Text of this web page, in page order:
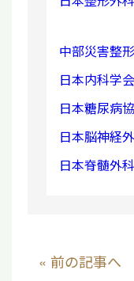
中部災害整
日本内科学会
日本糖尿病
日本脳神経
日本脊髄外
« 前の記事へ